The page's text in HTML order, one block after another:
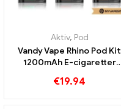
Aktiv, Pod
Vandy Vape Rhino Pod Kit
1200mAh E-cigaretter
€19.94